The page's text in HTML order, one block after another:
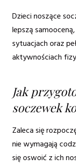
Dzieci noszące
lepszą
sytuacjach oraz
aktywnościach
Jak
soczewek
Zaleca się
nie wymagają
się oswoić z ich